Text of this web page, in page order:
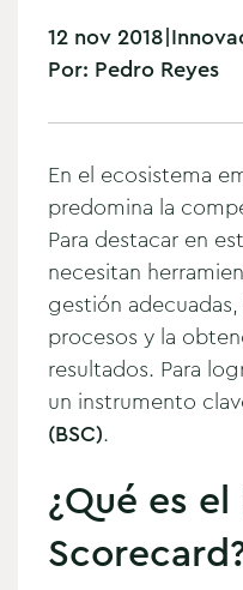
12 nov 2018|
Por: Pedro Reyes
En el ecosistema
predomina la
Para destacar en
necesitan
gestión adecuadas
procesos y la
resultados. Para
un instrumento
(BSC).
¿Qué es